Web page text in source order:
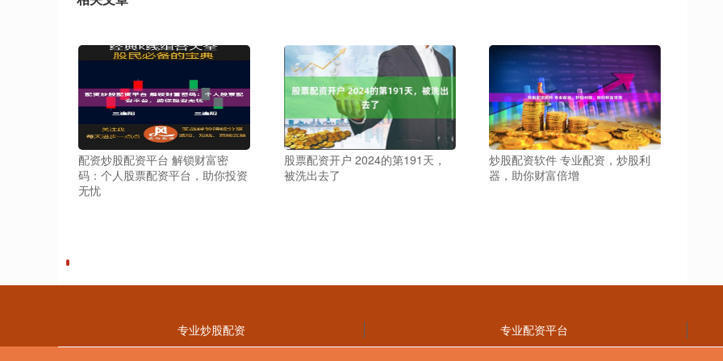
配资炒股配资平台 解锁财富密
码：个人股票配资平台，助你投资
无忧
股票配资开户 2024的第191天，
被洗出去了
炒股配资软件 专业配资，炒股利
器，助你财富倍增
专业炒股配资 专业配资平台